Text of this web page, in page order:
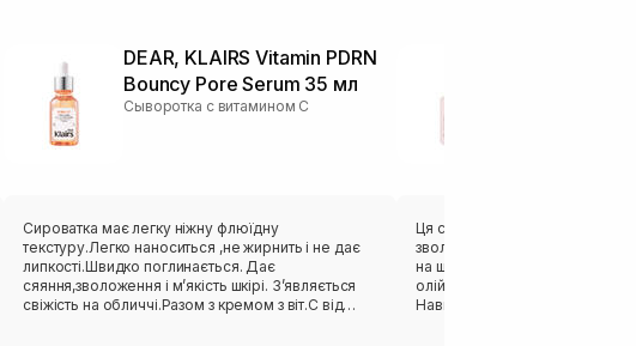
DEAR, KLAIRS Vitamin PDRN
Bouncy Pore Serum 35 мл
Сыворотка с витамином С
Сироватка має легку ніжну флюїдну
текстуру.Легко наноситься ,не жирнить і не дає
липкості.Швидко поглинається. Дає
сяяння,зволоження і мʼякість шкірі. Зʼявляється
свіжість на обличчі.Разом з кремом з віт.С від
Ця сироватка одна з моїх
зволожує і наповнює шкіру,і
на шкірі і свіжий вигляд
олійну текстуру,не дає
Навпаки обличчя наче